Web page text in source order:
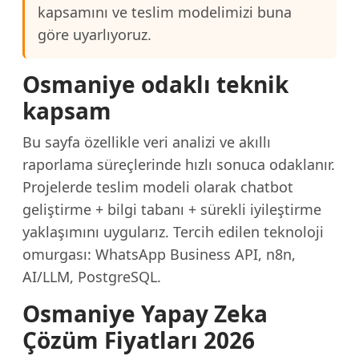
kapsamını ve teslim modelimizi buna
göre uyarlıyoruz.
Osmaniye odaklı teknik
kapsam
Bu sayfa özellikle veri analizi ve akıllı
raporlama süreçlerinde hızlı sonuca odaklanır.
Projelerde teslim modeli olarak chatbot
geliştirme + bilgi tabanı + sürekli iyileştirme
yaklaşımını uygularız. Tercih edilen teknoloji
omurgası: WhatsApp Business API, n8n,
AI/LLM, PostgreSQL.
Osmaniye Yapay Zeka
Çözüm Fiyatları 2026